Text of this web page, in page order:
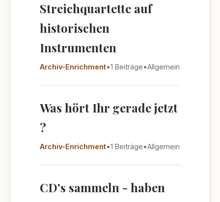
Streichquartette auf
historischen
Instrumenten
Archiv-Enrichment•1 Beiträge•Allgemein
Was hört Ihr gerade jetzt
?
Archiv-Enrichment•1 Beiträge•Allgemein
CD's sammeln - haben